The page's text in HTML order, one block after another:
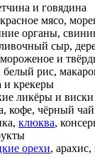
и говядина
мясо,
органы,
сыр,
и
рис,
и крекеры
ликёры и виски
кофе, чёрный
клюква,
орехи,